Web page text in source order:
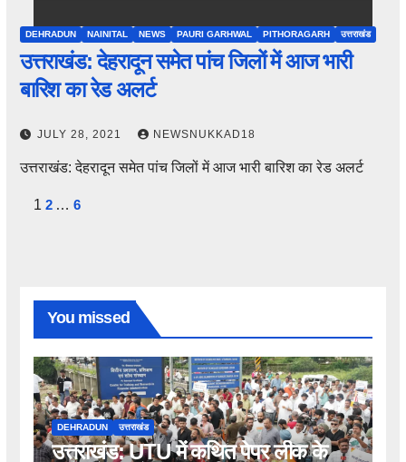
DEHRADUN NAINITAL NEWS PAURI GARHWAL PITHORAGARH उत्तराखंड
उत्तराखंड: देहरादून समेत पांच जिलों में आज भारी
बारिश का रेड अलर्ट
JULY 28, 2021 NEWSNUKKAD18
उत्तराखंड: देहरादून समेत पांच जिलों में आज भारी बारिश का रेड अलर्ट
Posts
1 2 … 6
You missed
DEHRADUN उत्तराखंड
उत्तराखंड: UTU में कथित पेपर लीक के